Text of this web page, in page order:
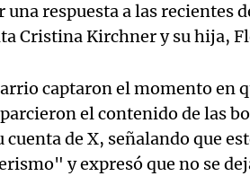
respuesta a las recientes
Cristina Kirchner y su hija,
captaron el momento en
el contenido de las
de X, señalando que
y expresó que no se